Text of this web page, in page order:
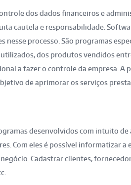
dos dados financeiros e
cautela e responsabilidade.
processo. São programas
dos produtos vendidos
a fazer o controle da empresa. A
de aprimorar os serviços
desenvolvidos com intuito de
Com eles é possível informatizar a
Cadastrar clientes,